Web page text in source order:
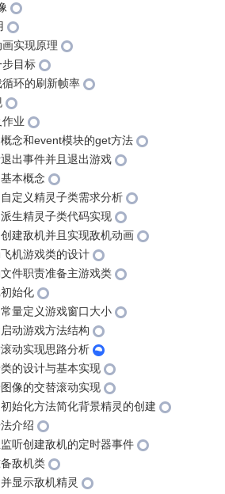
实现原理
目标
环的刷新帧率
业
念和event模块的get方法
出事件并且退出游戏
本概念
定义精灵子类需求分析
生精灵子类代码实现
建敌机并且实现敌机动画
机游戏类的设计
件职责准备主游戏类
始化
量定义游戏窗口大小
动游戏方法结构
动实现思路分析
的设计与基本实现
像的交替滚动实现
始化方法简化背景精灵的创建
介绍
听创建敌机的定时器事件
敌机类
显示敌机精灵